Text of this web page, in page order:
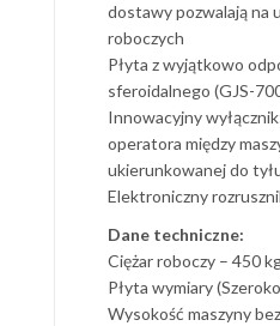
dostawy pozwalają na
roboczych
Płyta z wyjątkowo
sferoidalnego (GJS-
Innowacyjny
operatora między
ukierunkowanej do
Elektroniczny
Dane techniczne:
Ciężar roboczy – 450
Płyta wymiary
Wysokość maszyny